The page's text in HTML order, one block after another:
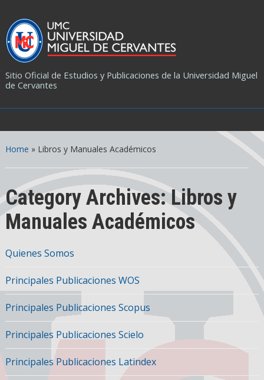
Sitio Oficial de Estudios y Publicaciones de la Universidad Miguel
de Cervantes
Home » Libros y Manuales Académicos
Category Archives:Libros y
Manuales Académicos
Quienes Somos
Principales Publicaciones WOS
Principales Publicaciones Scopus
Principales Publicaciones Scielo
Principales Publicaciones Latindex